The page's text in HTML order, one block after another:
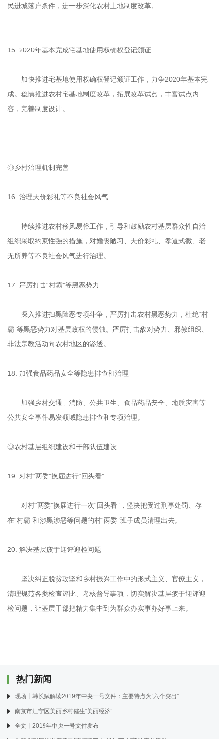
民进城落户条件，进一步深化农村土地制度改革。
15. 2020年基本完成宅基地使用权确权登记颁证
加快推进宅基地使用权确权登记颁证工作，力争2020年基本完
成。稳慎推进农村宅基地制度改革，拓展改革试点，丰富试点内
容，完善制度设计。
◎乡村治理机制完善
16. 治理天价彩礼等不良社会风气
持续推进农村移风易俗工作，引导和鼓励农村基层群众性自治
组织采取约束性强的措施，对婚丧陋习、天价彩礼、孝道式微、老
无所养等不良社会风气进行治理。
17. 严厉打击“村霸”等黑恶势力
深入推进扫黑除恶专项斗争，严厉打击农村黑恶势力，杜绝“村
霸”等黑恶势力对基层政权的侵蚀。严厉打击敌对势力、邪教组织、
非法宗教活动向农村地区的渗透。
18. 加强食品药品安全等隐患排查和治理
加强乡村交通、消防、公共卫生、食品药品安全、地质灾害等
公共安全事件易发领域隐患排查和专项治理。
◎农村基层组织建设和干部队伍建设
19. 对村“两委”换届进行“回头看”
对村“两委”换届进行一次“回头看”，坚决把受过刑事处罚、存
在“村霸”和涉黑涉恶等问题的村“两委”班子成员清理出去。
20. 解决基层疲于迎评迎检问题
坚决纠正脱贫攻坚和乡村振兴工作中的形式主义、官僚主义，
清理规范各类检查评比、考核督导事项，切实解决基层疲于迎评迎
检问题，让基层干部把精力集中到为群众办实事办好事上来。
热门新闻
现场丨韩长赋解读2019年中央一号文件：主要特点为“六个突出”
南京市江宁区美丽乡村催生“美丽经济”
全文丨2019年中央一号文件发布